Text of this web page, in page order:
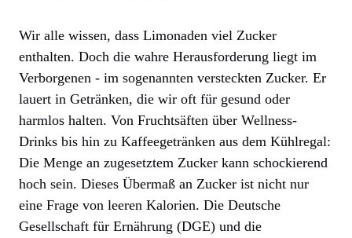
Wir alle wissen, dass Limonaden viel Zucker
enthalten. Doch die wahre Herausforderung liegt im
Verborgenen - im sogenannten versteckten Zucker. Er
lauert in Getränken, die wir oft für gesund oder
harmlos halten. Von Fruchtsäften über Wellness-
Drinks bis hin zu Kaffeegetränken aus dem Kühlregal:
Die Menge an zugesetztem Zucker kann schockierend
hoch sein. Dieses Übermaß an Zucker ist nicht nur
eine Frage von leeren Kalorien. Die Deutsche
Gesellschaft für Ernährung (DGE) und die